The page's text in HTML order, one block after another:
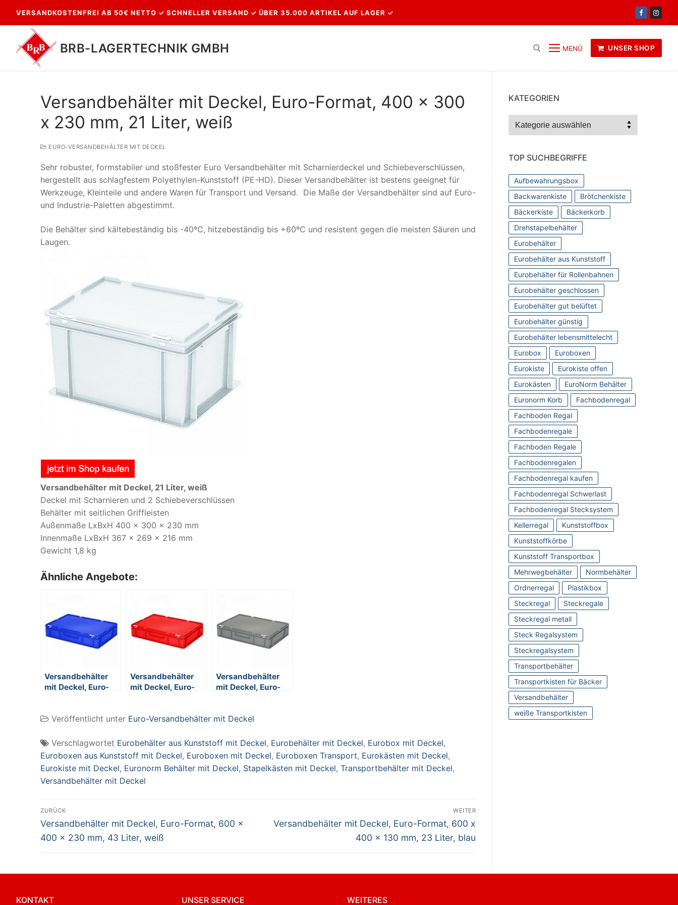
Inhalt
springen
VERSANDKOSTENFREI AB 50€ NETTO ✓ SCHNELLER VERSAND ✓ ÜBER 35.000 ARTIKEL AUF LAGER ✓
BRB-LAGERTECHNIK GMBH MENÜ UNSER SHOP
Suchen
nach:
Versandbehälter mit Deckel, Euro-Format, 400 x 300
x 230 mm, 21 Liter, weiß
EURO-VERSANDBEHÄLTER MIT DECKEL
Sehr robuster, formstabiler und stoßfester Euro Versandbehälter mit Scharnierdeckel und Schiebeverschlüssen,
hergestellt aus schlagfestem Polyethylen-Kunststoff (PE-HD). Dieser Versandbehälter ist bestens geeignet für
Werkzeuge, Kleinteile und andere Waren für Transport und Versand. Die Maße der Versandbehälter sind auf Euro-
und Industrie-Paletten abgestimmt.
Die Behälter sind kältebeständig bis -40ºC, hitzebeständig bis +60ºC und resistent gegen die meisten Säuren und
Laugen.
Versandbehälter mit Deckel, 21 Liter, weiß
Deckel mit Scharnieren und 2 Schiebeverschlüssen
Behälter mit seitlichen Griffleisten
Außenmaße LxBxH 400 x 300 x 230 mm
Innenmaße LxBxH 367 x 269 x 216 mm
Gewicht 1,8 kg
Ähnliche Angebote:
Versandbehälter
mit Deckel, Euro-
blau
Versandbehälter
mit Deckel, Euro-
rot
Versandbehälter
mit Deckel, Euro-
grau
Veröffentlicht unter Euro-Versandbehälter mit Deckel
Verschlagwortet Eurobehälter aus Kunststoff mit Deckel, Eurobehälter mit Deckel, Eurobox mit Deckel,
Euroboxen aus Kunststoff mit Deckel, Euroboxen mit Deckel, Euroboxen Transport, Eurokästen mit Deckel,
Eurokiste mit Deckel, Euronorm Behälter mit Deckel, Stapelkästen mit Deckel, Transportbehälter mit Deckel,
Versandbehälter mit Deckel
Beitragsnavigation
ZURÜCK
Vorheriger
Beitrag:
Versandbehälter mit Deckel, Euro-Format, 600 x
400 x 230 mm, 43 Liter, weiß
WEITER
Nächster
Versandbehälter mit Deckel, Euro-Format, 600 x
400 x 130 mm, 23 Liter, blau
KATEGORIEN
Kategorien
TOP SUCHBEGRIFFE
Aufbewahrungsbox
Backwarenkiste
Brötchenkiste
Bäckerkiste
Bäckerkorb
Drehstapelbehälter
Eurobehälter
Eurobehälter aus Kunststoff
Eurobehälter für Rollenbahnen
Eurobehälter geschlossen
Eurobehälter gut belüftet
Eurobehälter günstig
Eurobehälter lebensmittelecht
Eurobox
Euroboxen
Eurokiste
Eurokiste offen
Eurokästen
EuroNorm Behälter
Euronorm Korb
Fachbodenregal
Fachboden Regal
Fachbodenregale
Fachboden Regale
Fachbodenregalen
Fachbodenregal kaufen
Fachbodenregal Schwerlast
Fachbodenregal Stecksystem
Kellerregal
Kunststoffbox
Kunststoffkörbe
Kunststoff Transportbox
Mehrwegbehälter
Normbehälter
Ordnerregal
Plastikbox
Steckregal
Steckregale
Steckregal metall
Steck Regalsystem
Steckregalsystem
Transportbehälter
Transportkisten für Bäcker
Versandbehälter
weiße Transportkisten
KONTAKT UNSER SERVICE WEITERES